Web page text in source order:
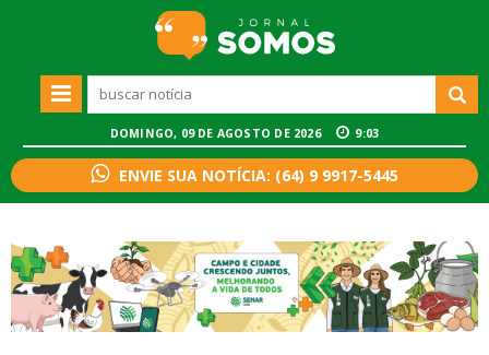
DOMINGO, 09 DE AGOSTO DE 2026 9:03
ENVIE SUA NOTÍCIA: (64) 9 9917-5445